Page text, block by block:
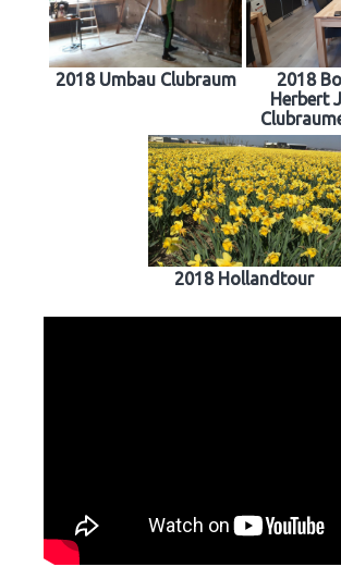
2018 Umbau Clubraum
2018
Herbert
2018 Hollandtour